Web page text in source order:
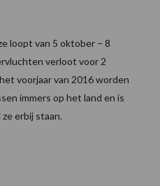
loopt van 5 oktober – 8
verloot voor 2
voorjaar van 2016 worden
immers op het land en is
erbij staan.